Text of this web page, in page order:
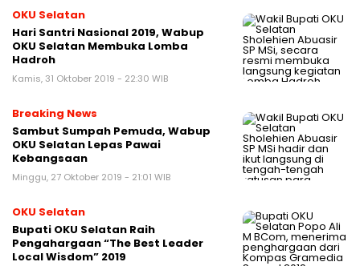
OKU Selatan
Hari Santri Nasional 2019, Wabup
OKU Selatan Membuka Lomba
Hadroh
Kamis, 31 Oktober 2019 - 22:30 WIB
Breaking News
Sambut Sumpah Pemuda, Wabup
OKU Selatan Lepas Pawai
Kebangsaan
Minggu, 27 Oktober 2019 - 21:01 WIB
OKU Selatan
Bupati OKU Selatan Raih
Pengahargaan “The Best Leader
Local Wisdom” 2019